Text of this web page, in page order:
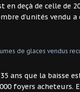
en deçà de celle de
d’unités vendu
35 ans que la baisse
foyers acheteurs.